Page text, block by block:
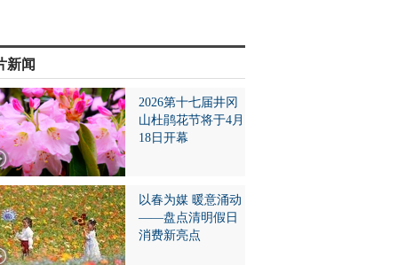
新闻
2026第十七届井冈
山杜鹃花节将于4月
18日开幕
以春为媒 暖意涌动
——盘点清明假日
消费新亮点